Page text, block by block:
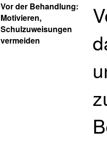
Vor der Behandlung:
Motivieren,
Schulzuweisungen
vermeiden